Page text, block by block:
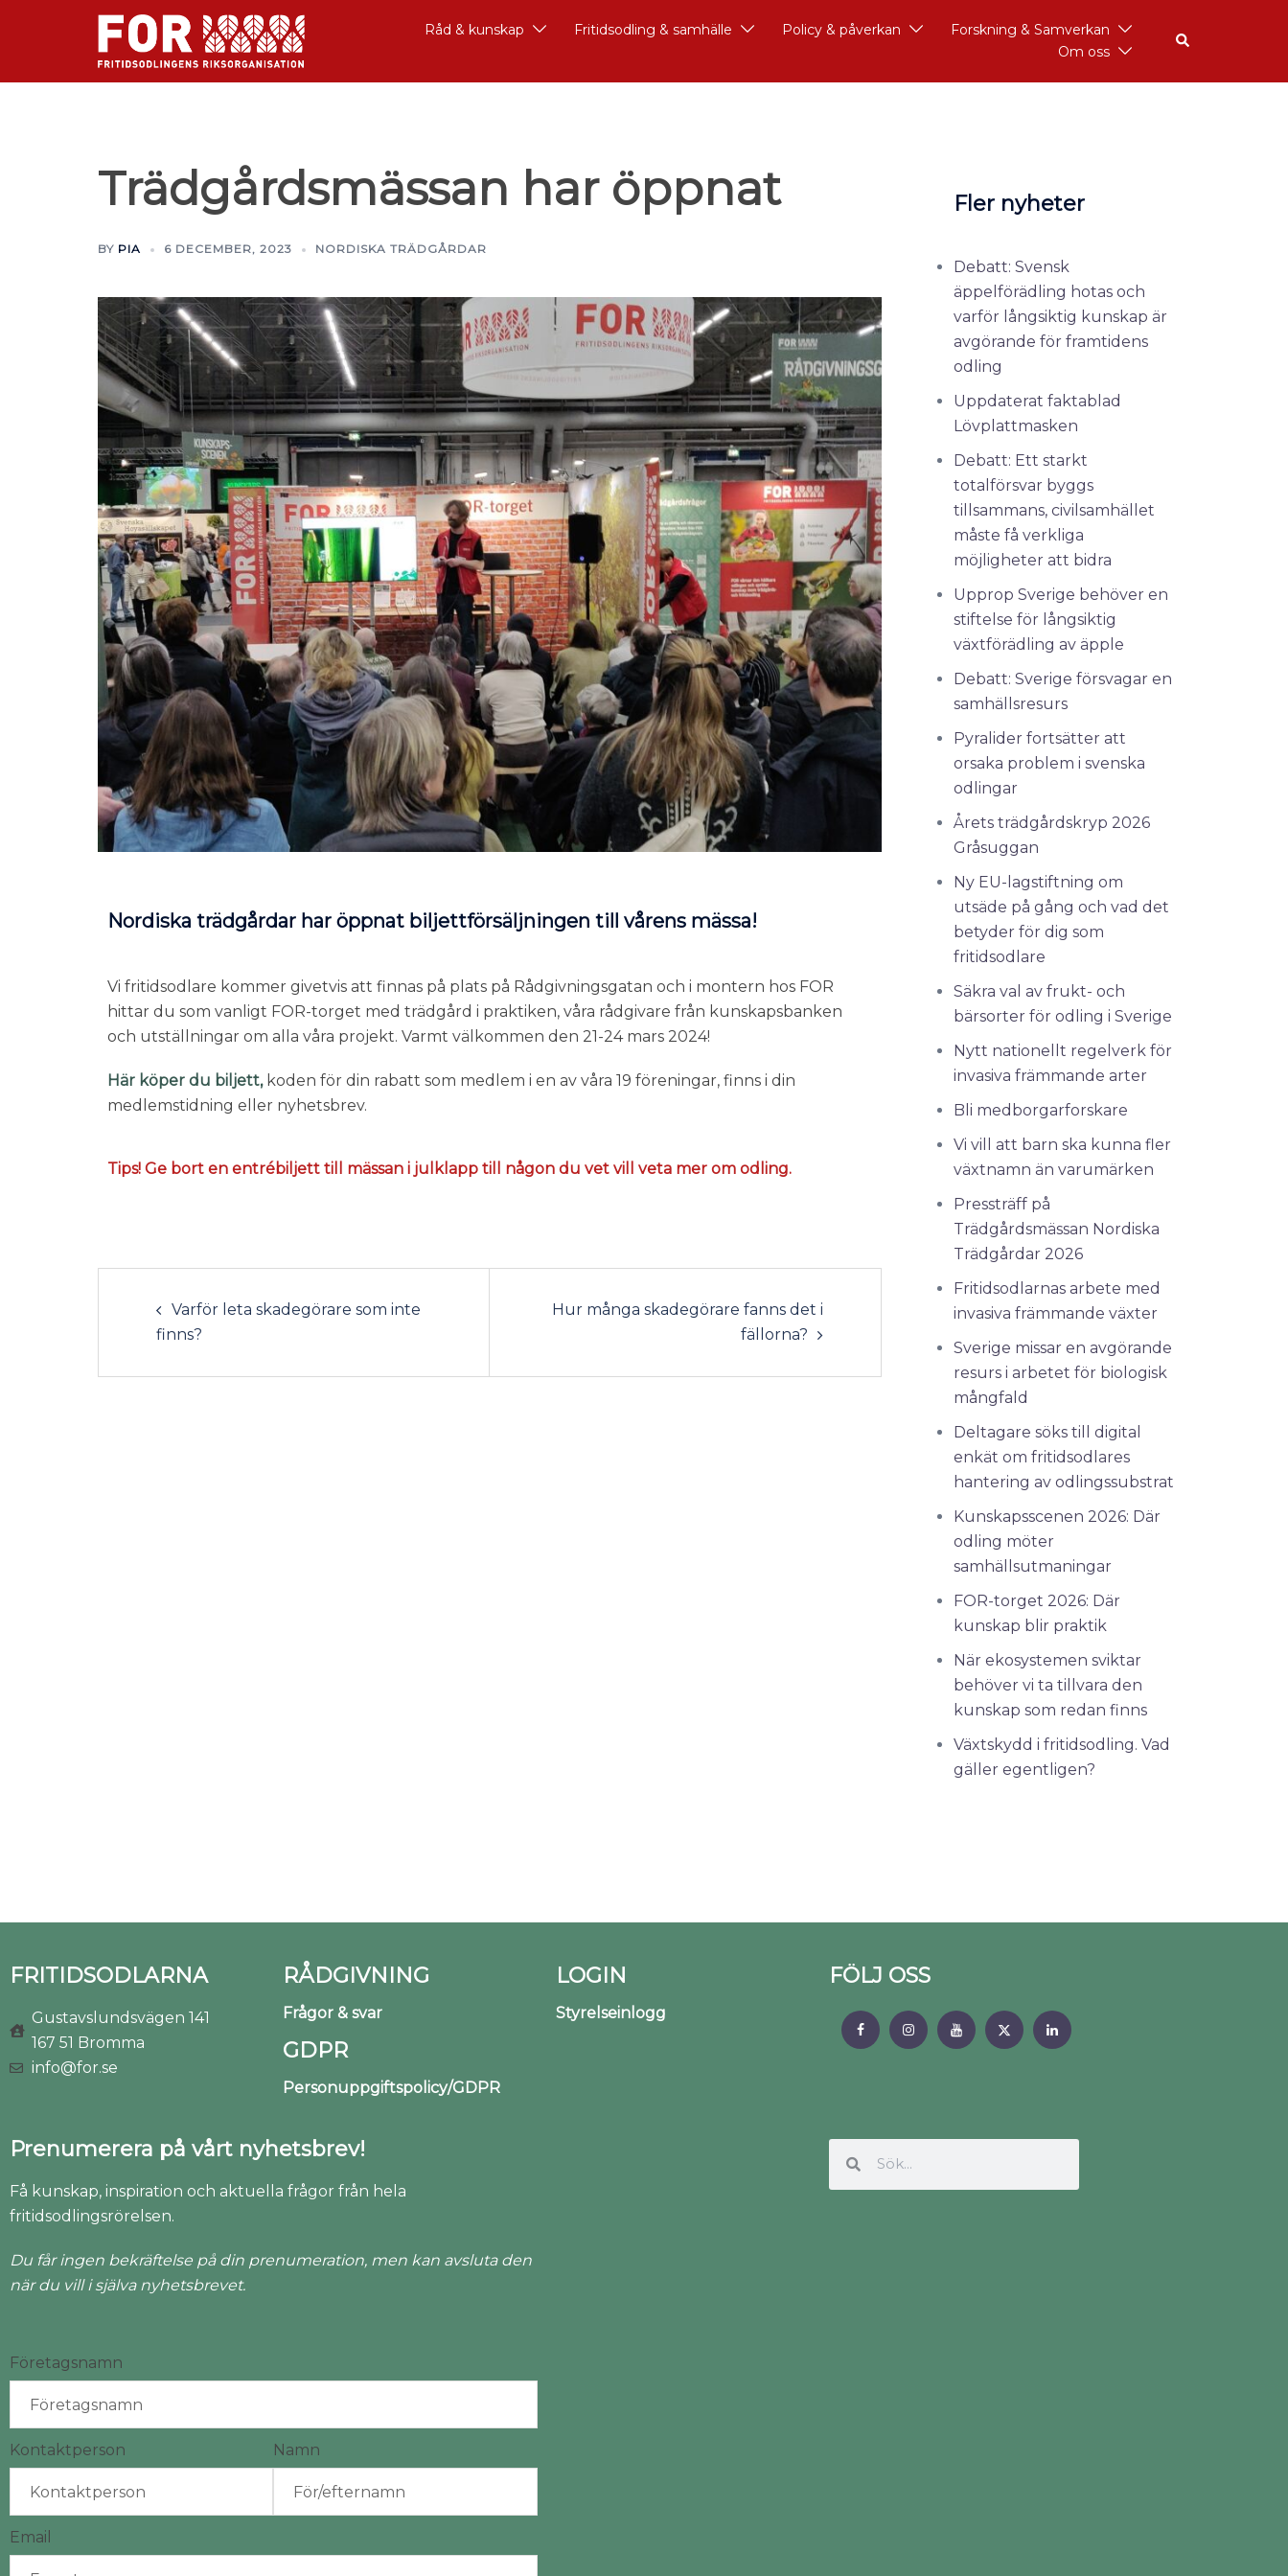
Råd & kunskap Fritidsodling & samhälle Policy & påverkan
Forskning & Samverkan
Om oss
Trädgårdsmässan har öppnat
BY PIA 6 DECEMBER, 2023 NORDISKA TRÄDGÅRDAR
Nordiska trädgårdar har öppnat biljettförsäljningen till vårens mässa!
Vi fritidsodlare kommer givetvis att finnas på plats på Rådgivningsgatan och i montern hos FOR
hittar du som vanligt FOR-torget med trädgård i praktiken, våra rådgivare från kunskapsbanken
och utställningar om alla våra projekt. Varmt välkommen den 21-24 mars 2024!
Här köper du biljett,koden för din rabatt som medlem i en av våra 19 föreningar, finns i din
medlemstidning eller nyhetsbrev.
Tips! Ge bort en entrébiljett till mässan i julklapp till någon du vet vill veta mer om odling.
Varför leta skadegörare som inte
finns?
Hur många skadegörare fanns det i
fällorna?
Fler nyheter
Debatt: Svensk
äppelförädling hotas och
varför långsiktig kunskap är
avgörande för framtidens
odling
Uppdaterat faktablad
Lövplattmasken
Debatt: Ett starkt
totalförsvar byggs
tillsammans, civilsamhället
måste få verkliga
möjligheter att bidra
Upprop Sverige behöver en
stiftelse för långsiktig
växtförädling av äpple
Debatt: Sverige försvagar en
samhällsresurs
Pyralider fortsätter att
orsaka problem i svenska
odlingar
Årets trädgårdskryp 2026
Gråsuggan
Ny EU-lagstiftning om
utsäde på gång och vad det
betyder för dig som
fritidsodlare
Säkra val av frukt- och
bärsorter för odling i Sverige
Nytt nationellt regelverk för
invasiva främmande arter
Bli medborgarforskare
Vi vill att barn ska kunna fler
växtnamn än varumärken
Pressträff på
Trädgårdsmässan Nordiska
Trädgårdar 2026
Fritidsodlarnas arbete med
invasiva främmande växter
Sverige missar en avgörande
resurs i arbetet för biologisk
mångfald
Deltagare söks till digital
enkät om fritidsodlares
hantering av odlingssubstrat
Kunskapsscenen 2026: Där
odling möter
samhällsutmaningar
FOR-torget 2026: Där
kunskap blir praktik
När ekosystemen sviktar
behöver vi ta tillvara den
kunskap som redan finns
Växtskydd i fritidsodling. Vad
gäller egentligen?
FRITIDSODLARNA
Gustavslundsvägen 141
167 51 Bromma
info@for.se
RÅDGIVNING
Frågor & svar
GDPR
Personuppgiftspolicy/GDPR
LOGIN
Styrelseinlogg
FÖLJ OSS
Prenumerera på vårt nyhetsbrev!
Få kunskap, inspiration och aktuella frågor från hela
fritidsodlingsrörelsen.
Du får ingen bekräftelse på din prenumeration, men kan avsluta den
när du vill i själva nyhetsbrevet.
Företagsnamn
Kontaktperson Namn
Email